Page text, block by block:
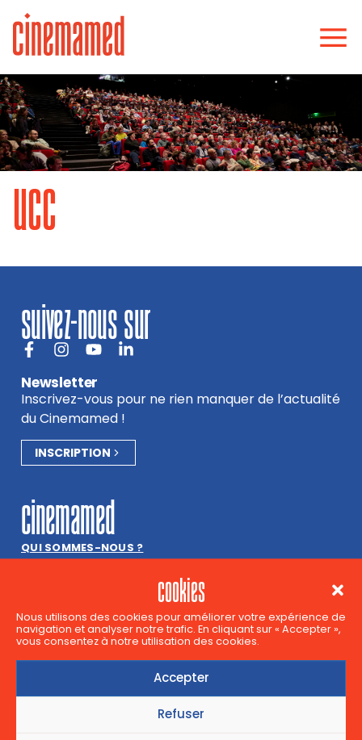
cookies
Nous utilisons des cookies pour améliorer votre expérience de
navigation et analyser notre trafic. En cliquant sur « Accepter »,
vous consentez à notre utilisation des cookies.
Accepter
Refuser
ucc
suivez-nous sur
Newsletter
Inscrivez-vous pour ne rien manquer de l’actualité
du Cinemamed !
INSCRIPTION
cinemamed
QUI SOMMES-NOUS ?
JOBS, STAGES & BÉNÉVOLAT
contact
Aurélie Losseau et Louise Ernest